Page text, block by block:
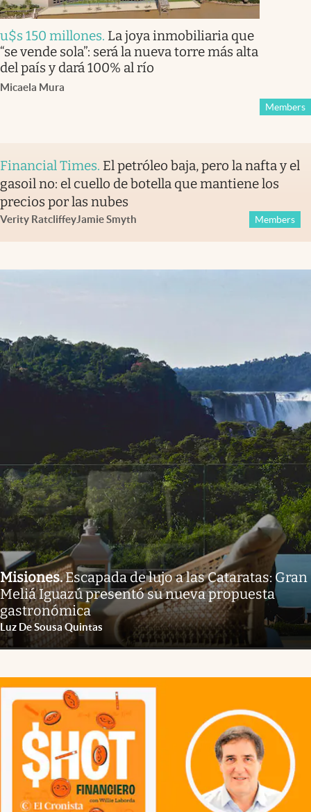
u$s 150 millones. La joya inmobiliaria que
“se vende sola”: será la nueva torre más alta
del país y dará 100% al río
Micaela Mura
Members
Financial Times. El petróleo baja, pero la nafta y el
gasoil no: el cuello de botella que mantiene los
precios por las nubes
Verity RatcliffeyJamie Smyth Members
Misiones.Escapada de lujo a las Cataratas: Gran
Meliá Iguazú presentó su nueva propuesta
gastronómica
Luz De Sousa Quintas